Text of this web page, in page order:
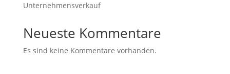
Unternehmensverkauf
Neueste Kommentare
Es sind keine Kommentare vorhanden.